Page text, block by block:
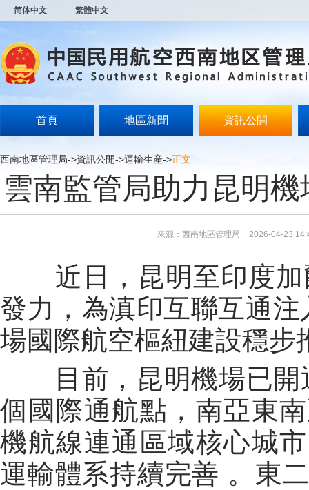
简体中文 繁體中文
首頁 地區新聞 資訊公開
西南地區管理局->資訊公開->運輸生産->正文
雲南監管局助力昆明
來源：西南地區管理局 2026-04-23
近日，昆明至印度
發力，為滇印互聯互通
場國際航空樞紐建設穩步
目前，昆明機場已
個國際通航點，南亞東
機航線連通區域核心城
運輸體系持續完善 。東
开
无
障
说
按
Alt
加
波
浪
键